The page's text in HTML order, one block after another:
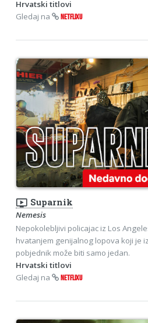
Hrvatski titlovi
Gledaj na
NETFLIXU
ondemand_video Suparnik
Nemesis
Nepokolebljivi policajac iz Los
hvatanjem genijalnog lopova koji je
pobjednik može biti samo jedan.
Hrvatski titlovi
Gledaj na
NETFLIXU